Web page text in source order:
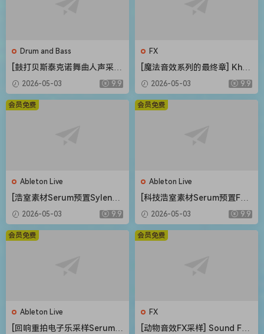
Drum and Bass
[鼓打贝斯泰克诺舞曲人声采
样]Weapon Sounds The Eve
rything Vocal Collection [W
AV]（514MB）
2026-05-03 9.9
FX
[魔法音效系列的最终章] Khro
n Studio Spells Variations V
ol.4 [WAV]（0.98GB）
2026-05-03 9.9
Ableton Live
[浩室素材Serum预置Sylenth
1预置FL模板Ableton模板] O
five Bang House [WAV, MiDi]
（1.33GB）
2026-05-03 9.9
会员免费
Ableton Live
[科技浩室素材Serum预置FL
模板Ableton模板] AWD Sou
nds Mystical Rituals Vol.1
[WAV, MiDi]（2.3GB）
2026-05-03 9.9
会员免费
Ableton Live
[回响重拍电子乐采样Serum预
会员免费
FX
[动物音效FX采样] Sound FX
会员免费